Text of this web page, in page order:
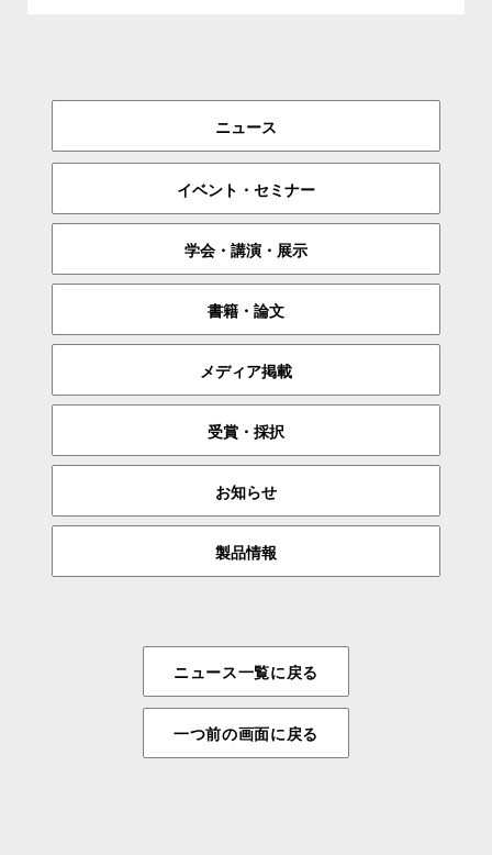
ニュース
イベント・セミナー
学会・講演・展示
書籍・論文
メディア掲載
受賞・採択
お知らせ
製品情報
ニュース一覧に戻る
一つ前の画面に戻る